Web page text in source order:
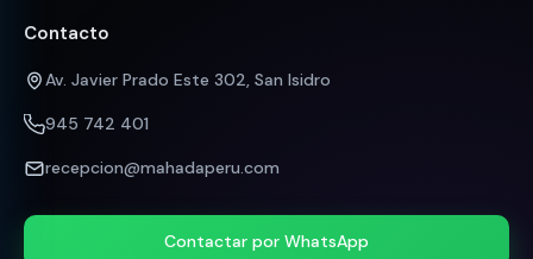
Contacto
Av. Javier Prado Este 302, San Isidro
945 742 401
recepcion@mahadaperu.com
Contactar por WhatsApp